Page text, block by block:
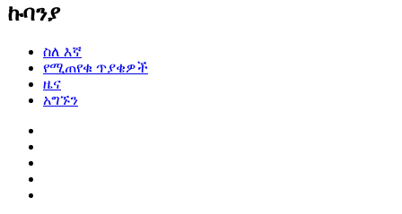
ኩባንያ
ስለ እኛ
የሚጠየቁ ጥያቄዎች
ዜና
አግኙን